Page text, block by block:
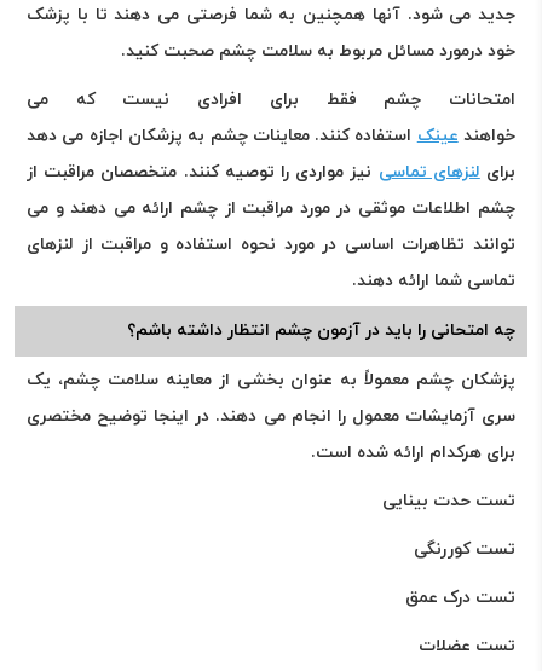
جدید می شود. آنها همچنین به شما فرصتی می دهند تا با پزشک
خود درمورد مسائل مربوط به سلامت چشم صحبت کنید.
امتحانات چشم فقط برای افرادی نیست که می
خواهندعینکاستفاده کنند. معاینات چشم به پزشکان اجازه می دهد
برایلنزهای تماسی نیز مواردی را توصیه کنند. متخصصان مراقبت از
چشم اطلاعات موثقی در مورد مراقبت از چشم ارائه می دهند و می
توانند تظاهرات اساسی در مورد نحوه استفاده و مراقبت از لنزهای
تماسی شما ارائه دهند.
چه امتحانی را باید در آزمون چشم انتظار داشته باشم؟
پزشکان چشم معمولاً به عنوان بخشی از معاینه سلامت چشم، یک
سری آزمایشات معمول را انجام می دهند. در اینجا توضیح مختصری
برای هرکدام ارائه شده است.
تست حدت بینایی
تست کوررنگی
تست درک عمق
تست عضلات